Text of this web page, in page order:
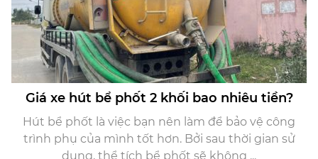
Giá xe hút bể phốt 2 khối bao nhiêu tiền?
Hút bể phốt là việc bạn nên làm để bảo vệ công
trình phụ của mình tốt hơn. Bởi sau thời gian sử
dụng, thể tích bể phốt sẽ không ...